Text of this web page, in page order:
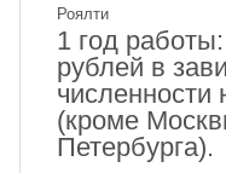
Роялти
1 год
рублей в
численности
(кроме
Петербурга).